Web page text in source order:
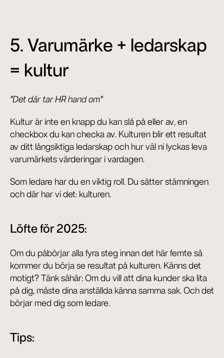
5. Varumärke + ledarskap
= kultur
"Det där tar HR hand om"
Kultur är inte en knapp du kan slå på eller av, en
checkbox du kan checka av. Kulturen blir ett resultat
av ditt långsiktiga ledarskap och hur väl ni lyckas leva
varumärkets värderingar i vardagen.
Som ledare har du en viktig roll. Du sätter stämningen
och där har vi det: kulturen.
Löfte för 2025:
Om du påbörjar alla fyra steg innan det här femte så
kommer du börja se resultat på kulturen. Känns det
motigt? Tänk såhär: Om du vill att dina kunder ska lita
på dig, måste dina anställda känna samma sak. Och det
börjar med dig som ledare.
Tips: